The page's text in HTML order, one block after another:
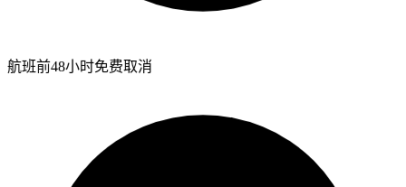
航班前48小时免费取消